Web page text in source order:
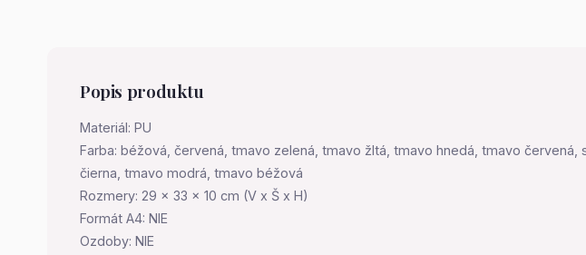
Popis produktu
Materiál: PU
Farba: béžová, červená, tmavo zelená, tmavo žltá, tmavo hnedá, tmavo
čierna, tmavo modrá, tmavo béžová
Rozmery: 29 x 33 x 10 cm (V x Š x H)
Formát A4: NIE
Ozdoby: NIE